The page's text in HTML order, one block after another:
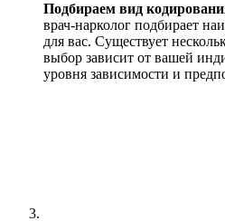
Подбираем вид
врач-нарколог подбирает
для вас. Существует
выбор зависит от вашей
уровня зависимости и